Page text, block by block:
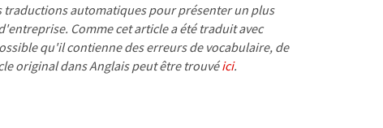
traductions automatiques pour présenter un plus
Comme cet article a été traduit avec
qu'il contienne des erreurs de vocabulaire, de
original dans Anglais peut être trouvéici.